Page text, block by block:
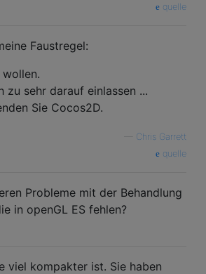
quelle
Faustregel:
zu sehr darauf einlassen ...
Sie Cocos2D.
Chris Garrett
quelle
Probleme mit der Behandlung
in openGL ES fehlen?
viel kompakter ist. Sie haben